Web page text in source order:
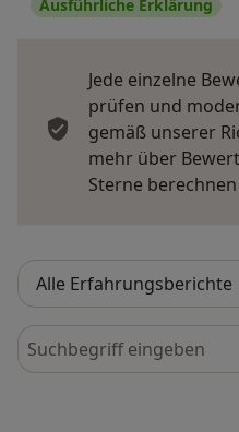
Ausführliche Erklärung
Jede einzelne
prüfen und
gemäß unserer
mehr über
Sterne
Bewertungen